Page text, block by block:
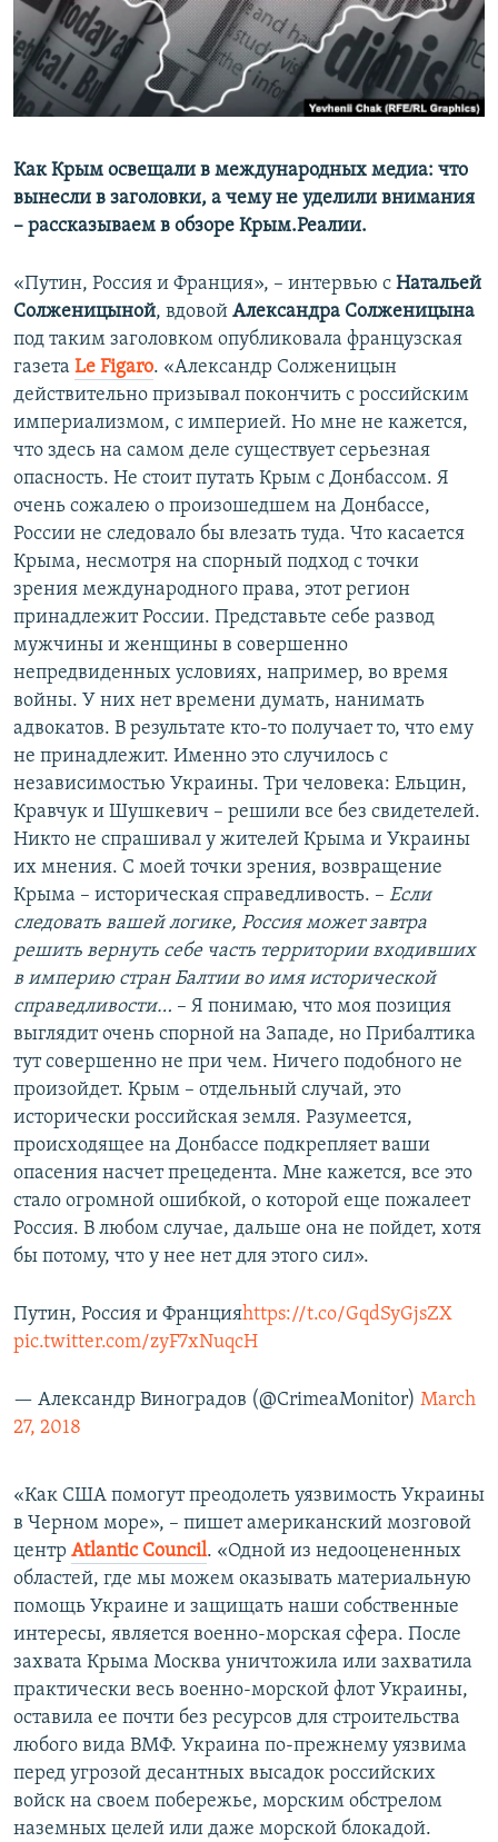
ПОБЕДИТЕЛЕЙ НЕ СУДЯТ?
КРЫМ.НЕПОКОРЕННЫЙ
ELIFBE
ПРИСОЕДИНЯЙТЕСЬ!
Все сайты RFE/RL
Как Крым освещали в международных медиа: что
вынесли в заголовки, а чему не уделили внимания
– рассказываем в обзоре Крым.Реалии.
«Путин, Россия и Франция», – интервью с Натальей
Солженицыной, вдовой Александра Солженицына
под таким заголовком опубликовала французская
газета Le Figaro. «Александр Солженицын
действительно призывал покончить с российским
империализмом, с империей. Но мне не кажется,
что здесь на самом деле существует серьезная
опасность. Не стоит путать Крым с Донбассом. Я
очень сожалею о произошедшем на Донбассе,
России не следовало бы влезать туда. Что касается
Крыма, несмотря на спорный подход с точки
зрения международного права, этот регион
принадлежит России. Представьте себе развод
мужчины и женщины в совершенно
непредвиденных условиях, например, во время
войны. У них нет времени думать, нанимать
адвокатов. В результате кто-то получает то, что ему
не принадлежит. Именно это случилось с
независимостью Украины. Три человека: Ельцин,
Кравчук и Шушкевич – решили все без свидетелей.
Никто не спрашивал у жителей Крыма и Украины
их мнения. С моей точки зрения, возвращение
Крыма – историческая справедливость. – Если
следовать вашей логике, Россия может завтра
решить вернуть себе часть территории входивших
в империю стран Балтии во имя исторической
справедливости… – Я понимаю, что моя позиция
выглядит очень спорной на Западе, но Прибалтика
тут совершенно не при чем. Ничего подобного не
произойдет. Крым – отдельный случай, это
исторически российская земля. Разумеется,
происходящее на Донбассе подкрепляет ваши
опасения насчет прецедента. Мне кажется, все это
стало огромной ошибкой, о которой еще пожалеет
Россия. В любом случае, дальше она не пойдет, хотя
бы потому, что у нее нет для этого сил».
Путин, Россия и Францияhttps://t.co/GqdSyGjsZX
pic.twitter.com/zyF7xNuqcH
— Александр Виноградов (@CrimeaMonitor) March
27, 2018
«Как США помогут преодолеть уязвимость Украины
в Черном море», – пишет американский мозговой
центр Atlantic Council. «Одной из недооцененных
областей, где мы можем оказывать материальную
помощь Украине и защищать наши собственные
интересы, является военно-морская сфера. После
захвата Крыма Москва уничтожила или захватила
практически весь военно-морской флот Украины,
оставила ее почти без ресурсов для строительства
любого вида ВМФ. Украина по-прежнему уязвима
перед угрозой десантных высадок российских
войск на своем побережье, морским обстрелом
наземных целей или даже морской блокадой.